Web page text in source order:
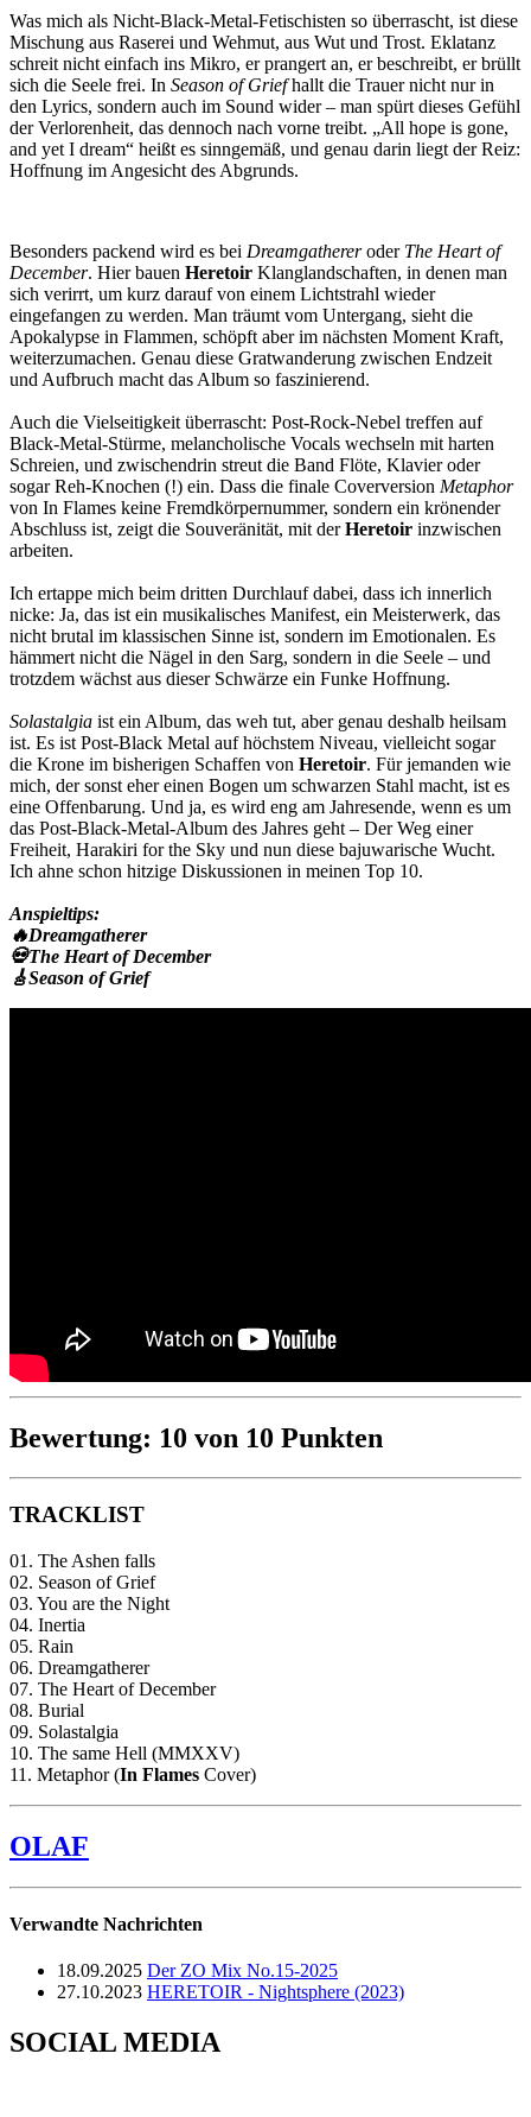
Was mich als Nicht-Black-Metal-Fetischisten so überrascht, ist diese
Mischung aus Raserei und Wehmut, aus Wut und Trost. Eklatanz
schreit nicht einfach ins Mikro, er prangert an, er beschreibt, er brüllt
sich die Seele frei. In Season of Griefhallt die Trauer nicht nur in
den Lyrics, sondern auch im Sound wider – man spürt dieses Gefühl
der Verlorenheit, das dennoch nach vorne treibt. „All hope is gone,
and yet I dream“ heißt es sinngemäß, und genau darin liegt der Reiz:
Hoffnung im Angesicht des Abgrunds.
Besonders packend wird es bei Dreamgathereroder The Heart of
December. Hier bauen Heretoir Klanglandschaften, in denen man
sich verirrt, um kurz darauf von einem Lichtstrahl wieder
eingefangen zu werden. Man träumt vom Untergang, sieht die
Apokalypse in Flammen, schöpft aber im nächsten Moment Kraft,
weiterzumachen. Genau diese Gratwanderung zwischen Endzeit
und Aufbruch macht das Album so faszinierend.
Auch die Vielseitigkeit überrascht: Post-Rock-Nebel treffen auf
Black-Metal-Stürme, melancholische Vocals wechseln mit harten
Schreien, und zwischendrin streut die Band Flöte, Klavier oder
sogar Reh-Knochen (!) ein. Dass die finale Coverversion Metaphor
von In Flames keine Fremdkörpernummer, sondern ein krönender
Abschluss ist, zeigt die Souveränität, mit derHeretoir inzwischen
arbeiten.
Ich ertappe mich beim dritten Durchlauf dabei, dass ich innerlich
nicke: Ja, das ist ein musikalisches Manifest, ein Meisterwerk, das
nicht brutal im klassischen Sinne ist, sondern im Emotionalen. Es
hämmert nicht die Nägel in den Sarg, sondern in die Seele – und
trotzdem wächst aus dieser Schwärze ein Funke Hoffnung.
Solastalgia ist ein Album, das weh tut, aber genau deshalb heilsam
ist. Es ist Post-Black Metal auf höchstem Niveau, vielleicht sogar
die Krone im bisherigen Schaffen von Heretoir. Für jemanden wie
mich, der sonst eher einen Bogen um schwarzen Stahl macht, ist es
eine Offenbarung. Und ja, es wird eng am Jahresende, wenn es um
das Post-Black-Metal-Album des Jahres geht – Der Weg einer
Freiheit, Harakiri for the Sky und nun diese bajuwarische Wucht.
Ich ahne schon hitzige Diskussionen in meinen Top 10.
Anspieltips:
🔥Dreamgatherer
💀The Heart of December
🎸Season of Grief
Bewertung: 10 von 10 Punkten
TRACKLIST
01. The Ashen falls
02. Season of Grief
03. You are the Night
04. Inertia
05. Rain
06. Dreamgatherer
07. The Heart of December
08. Burial
09. Solastalgia
10. The same Hell (MMXXV)
11. Metaphor (In Flames Cover)
OLAF
Verwandte Nachrichten
18.09.2025 Der ZO Mix No.15-2025
27.10.2023 HERETOIR - Nightsphere (2023)
SOCIAL MEDIA